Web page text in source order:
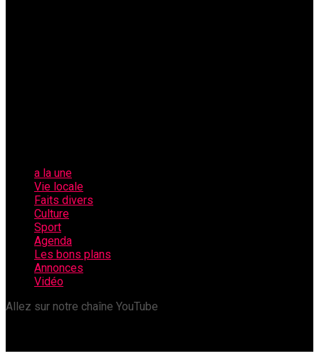
a la une
Vie locale
Faits divers
Culture
Sport
Agenda
Les bons plans
Annonces
Vidéo
Allez sur notre chaîne YouTube